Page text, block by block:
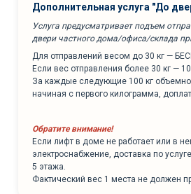
Дополнительная услуга "До
Услуга предусматривает подъем
двери частного дома/офиса/склада
Для отправлений весом до 30 кг —
Если вес отправления более 30 кг —
За каждые следующие 100 кг
начиная с первого килограмма,
Обратите внимание!
Если лифт в доме не работает или в
электроснабжение, доставка по
5 этажа.
Фактический вес 1 места не должен